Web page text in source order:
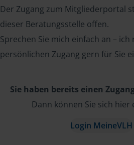
Der Zugang zum Mitgliederportal
dieser Beratungsstelle offen.
Sprechen Sie mich einfach an –
persönlichen Zugang gern für Sie
Sie haben bereits einen
Dann können Sie sich hier
Login MeineVLH